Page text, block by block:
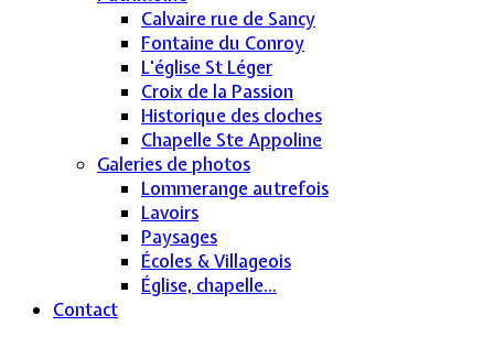
Calvaire rue de Sancy
Fontaine du Conroy
L'église St Léger
Croix de la Passion
Historique des cloches
Chapelle Ste Appoline
Galeries de photos
Lommerange autrefois
Lavoirs
Paysages
Écoles & Villageois
Église, chapelle...
Contact